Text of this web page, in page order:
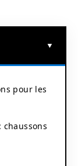
pour les